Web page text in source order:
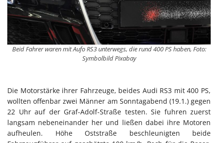
Beid Fahrer waren mit Aufo RS3 unterwegs, die rund 400 PS haben, Foto:
Symbolbild Pixabay
Die Motorstärke ihrer Fahrzeuge, beides Audi RS3 mit 400 PS,
wollten offenbar zwei Männer am Sonntagabend (19.1.) gegen
22 Uhr auf der Graf-Adolf-Straße testen. Sie fuhren zuerst
langsam nebeneinander her und ließen dabei ihre Motoren
aufheulen. Höhe Oststraße beschleunigten beide